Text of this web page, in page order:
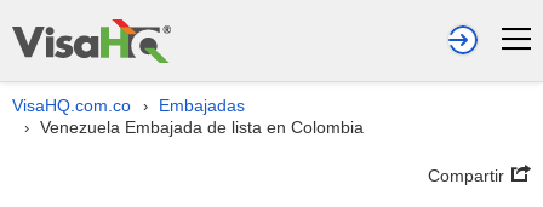
VisaHQ.com.co › Embajadas
› Venezuela Embajada de lista en Colombia
Compartir